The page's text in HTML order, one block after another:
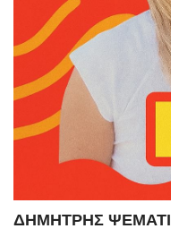
ΔΗΜΗΤΡΗΣ